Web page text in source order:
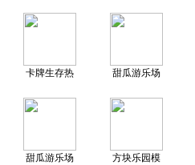
卡牌生存热
甜瓜游乐场
版
甜瓜游乐场
方块乐园模